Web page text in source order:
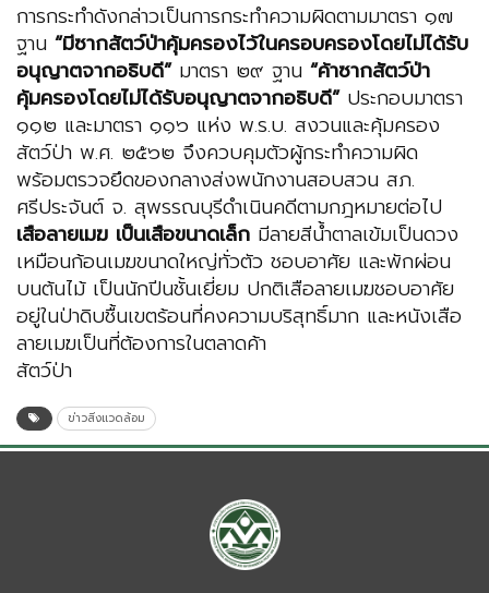
การกระทำดังกล่าวเป็นการกระทำความผิดตามมาตรา ๑๗
ฐาน “มีซากสัตว์ป่าคุ้มครองไว้ในครอบครองโดยไม่ได้รับ
อนุญาตจากอธิบดี”มาตรา ๒๙ ฐาน “ค้าซากสัตว์ป่า
คุ้มครองโดยไม่ได้รับอนุญาตจากอธิบดี”ประกอบมาตรา
๑๑๒ และมาตรา ๑๑๖ แห่ง พ.ร.บ. สงวนและคุ้มครอง
สัตว์ป่า พ.ศ. ๒๕๖๒ จึงควบคุมตัวผู้กระทำความผิด
พร้อมตรวจยึดของกลางส่งพนักงานสอบสวน สภ.
ศรีประจันต์ จ. สุพรรณบุรีดำเนินคดีตามกฎหมายต่อไป
เสือลายเมฆ เป็นเสือขนาดเล็ก มีลายสีน้ำตาลเข้มเป็นดวง
เหมือนก้อนเมฆขนาดใหญ่ทั่วตัว ชอบอาศัย และพักผ่อน
บนต้นไม้ เป็นนักปีนชั้นเยี่ยม ปกติเสือลายเมฆชอบอาศัย
อยู่ในป่าดิบชื้นเขตร้อนที่คงความบริสุทธิ์มาก และหนังเสือ
ลายเมฆเป็นที่ต้องการในตลาดค้า
สัตว์ป่า
ข่าวสิ่งแวดล้อม